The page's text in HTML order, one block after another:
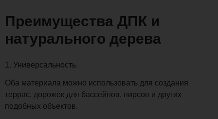
Преимущества ДПК и
натурального дерева
1. Универсальность.
Оба материала можно использовать для создания
террас, дорожек для бассейнов, пирсов и других
подобных объектов.